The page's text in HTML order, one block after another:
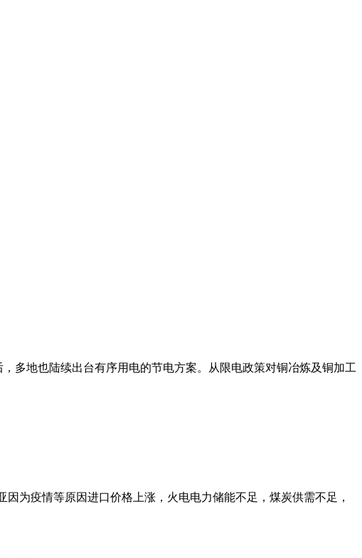
后，多地也陆续出台有序用电的节电方案。从限电政策对铜冶炼及铜加工
情等原因进口价格上涨，火电电力储能不足，煤炭供需不足，